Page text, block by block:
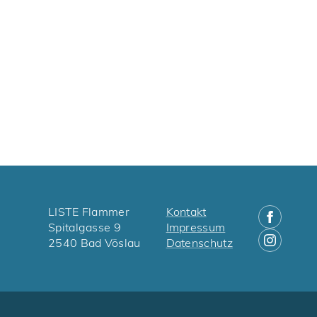
LISTE Flammer
Spitalgasse 9
2540 Bad Vöslau
Kontakt
Impressum
Datenschutz